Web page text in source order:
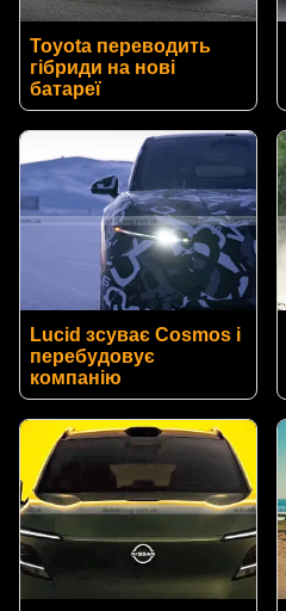
Toyota переводить
гібриди на нові
батареї
Lucid зсуває Cosmos і
перебудовує
компанію